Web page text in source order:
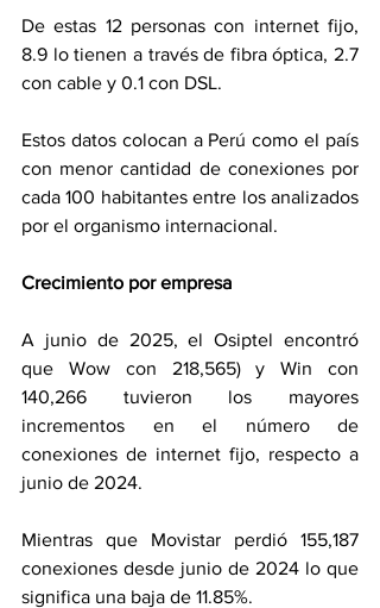
De estas 12 personas con internet fijo,
8.9 lo tienen a través de fibra óptica, 2.7
con cable y 0.1 con DSL.
Estos datos colocan a Perú como el país
con menor cantidad de conexiones por
cada 100 habitantes entre los analizados
por el organismo internacional.
Crecimiento por empresa
A junio de 2025, el Osiptel encontró
que Wow con 218,565) y Win con
140,266 tuvieron los mayores
incrementos en el número de
conexiones de internet fijo, respecto a
junio de 2024.
Mientras que Movistar perdió 155,187
conexiones desde junio de 2024 lo que
significa una baja de 11.85%.